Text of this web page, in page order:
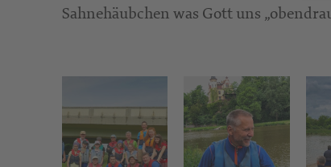
Sahnehäubchen was Gott uns